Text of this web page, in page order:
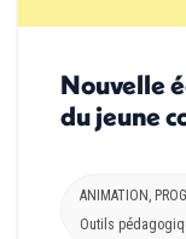
Nouvelle
du jeune
ANIMATION
Outils